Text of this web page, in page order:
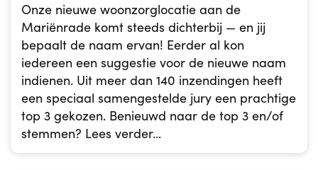
Onze nieuwe woonzorglocatie aan de
Mariënrade komt steeds dichterbij — en jij
bepaalt de naam ervan! Eerder al kon
iedereen een suggestie voor de nieuwe naam
indienen. Uit meer dan 140 inzendingen heeft
een speciaal samengestelde jury een prachtige
top 3 gekozen. Benieuwd naar de top 3 en/of
stemmen? Lees verder...